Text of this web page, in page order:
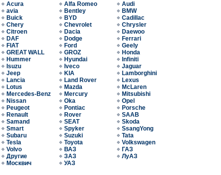
Acura Alfa Romeo
Audi
avia
Bentley
BMW
Buick
BYD
Cadillac
Chery
Chevrolet
Chrysler
Citroen
Dacia
Daewoo
DAF
Dodge
Ferrari
FIAT
Ford
Geely
GREAT WALL
GROZ
Honda
Hummer
Hyundai
Infiniti
Isuzu
Iveco
Jaguar
Jeep
KIA
Lamborghini
Lancia
Land Rover
Lexus
Lotus
Mazda
McLaren
Mercedes-Benz
Mercury
Mitsubishi
Nissan
Oka
Opel
Peugeot
Pontiac
Porsche
Renault
Rover
SAAB
Samand
SEAT
Skoda
Smart
Spyker
SsangYong
Subaru
Suzuki
Tata
Tesla
Toyota
Volkswagen
Volvo
ВАЗ
ГАЗ
Другие
ЗАЗ
ЛуАЗ
Москвич
УАЗ